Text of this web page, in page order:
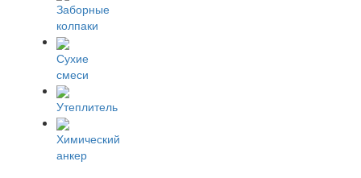
Заборные
колпаки
Сухие
смеси
Утеплитель
Химический
анкер